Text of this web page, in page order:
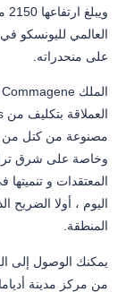
على منحدراته.
مصنوعة من كتل من
وخاصة على شرق
المعتقدات و
اليوم ، أولا
المنطقة.
يمكنك الوصول إلى
من مركز مدينة